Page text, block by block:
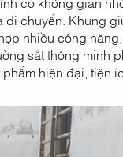
chuyển. Khung
nhiều công
sắt thông minh
hiện đại, tiện